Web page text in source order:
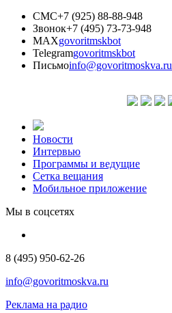
СМС+7 (925) 88-88-948
Звонок+7 (495) 73-73-948
MAXgovoritmskbot
Telegramgovoritmskbot
Письмоinfo@govoritmoskva.ru
Новости
Интервью
Программы и ведущие
Сетка вещания
Мобильное приложение
Мы в соцсетях
8 (495) 950-62-26
info@govoritmoskva.ru
Реклама на радио